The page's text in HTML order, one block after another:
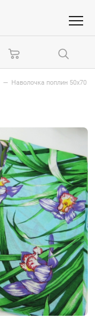
— Наволочка поплин 50х70